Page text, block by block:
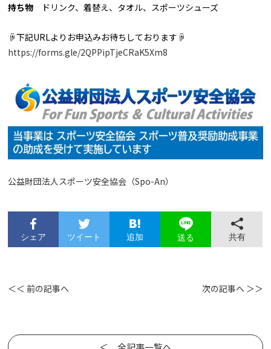
持ち物 ドリンク、着替え、タオル、スポーツシューズ
☟下記URLよりお申込みお待ちしております☟
https://forms.gle/2QPPipTjeCRaK5Xm8
公益財団法人スポーツ安全協会（Spo-An）
シェア ツイート 追加 送る 共有
＜＜ 前の記事へ 次の記事へ ＞＞